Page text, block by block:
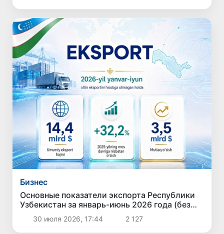
Бизнес
Основные показатели экспорта Республики
Узбекистан за январь-июнь 2026 года (без
учета экспорта золота)
30 июля 2026, 17:44 2 127